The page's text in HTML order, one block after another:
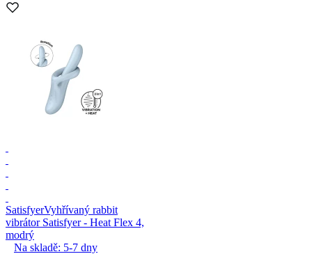
SatisfyerVyhřívaný rabbit
vibrátor Satisfyer - Heat Flex 4,
modrý
Na skladě: 5-7 dny